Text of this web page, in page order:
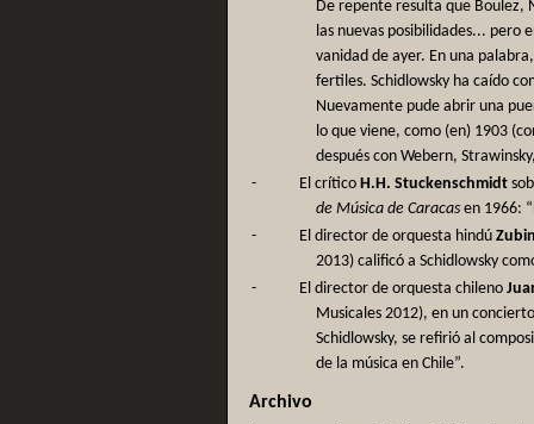
De repente resulta que Boulez,
las nuevas posibilidades... pero
vanidad de ayer. En una
fertiles. Schidlowsky ha caído
Nuevamente pude abrir una
lo que viene, como (en) 1903
después con Webern,
-
El crítico H.H. Stuckenschmidt
de Música de Caracas en 1966:
-
El director de orquesta hindú
2013) calificó a Schidlowsky
-
El director de orquesta chileno
Musicales 2012), en un
Schidlowsky, se refirió al
de la música en Chile”.
Archivo